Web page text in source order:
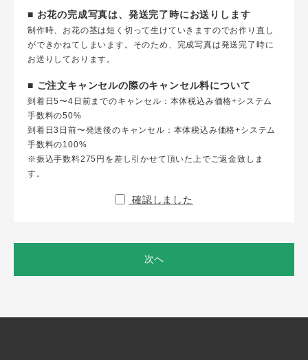
■ お花の完成写真は、発送完了時にお送りします
制作時、お花の茎は短く切って生けていきますのでお作り直し
ができかねてしまいます。そのため、完成写真は発送完了時に
お送りしております。
■ ご注文キャンセルの際のキャンセル料について
到着日5〜4日前までのキャンセル：本体税込み価格+システム
手数料の50%
到着日3日前〜発送後のキャンセル：本体税込み価格+システム
手数料の100%
※振込手数料275円を差し引かせて頂いた上でご返金致しま
す。
確認しました
次へ